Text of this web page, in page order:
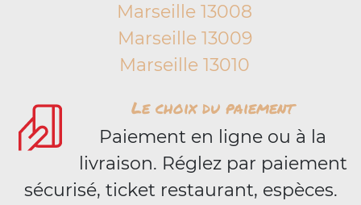
Marseille 13008
Marseille 13009
Marseille 13010
Le choix du paiement
Paiement en ligne ou à la
livraison. Réglez par paiement
sécurisé, ticket restaurant, espèces.